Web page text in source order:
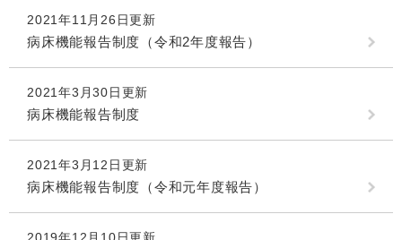
2021年11月26日更新
病床機能報告制度（令和2年度報告）
2021年3月30日更新
病床機能報告制度
2021年3月12日更新
病床機能報告制度（令和元年度報告）
2019年12月10日更新